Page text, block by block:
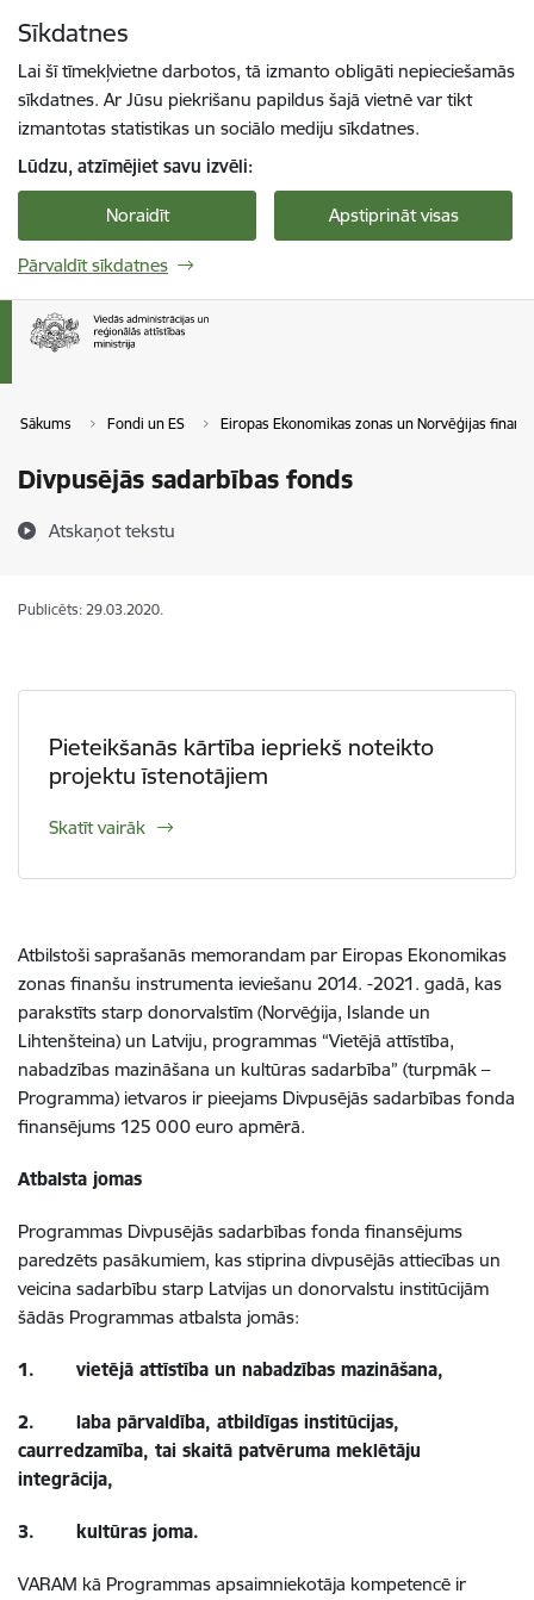
Sīkdatnes
Lai šī tīmekļvietne darbotos, tā izmanto obligāti nepieciešamās
sīkdatnes. Ar Jūsu piekrišanu papildus šajā vietnē var tikt
izmantotas statistikas un sociālo mediju sīkdatnes.
Lūdzu, atzīmējiet savu izvēli:
Noraidīt Apstiprināt visas
Pārvaldīt sīkdatnes
Sākums Fondi un ES Eiropas Ekonomikas zonas un Norvēģijas
Divpusējās sadarbības fonds
Atskaņot tekstu
Publicēts: 29.03.2020.
Pieteikšanās kārtība iepriekš noteikto
projektu īstenotājiem
Skatīt vairāk
Atbilstoši saprašanās memorandam par Eiropas Ekonomikas
zonas finanšu instrumenta ieviešanu 2014. -2021. gadā, kas
parakstīts starp donorvalstīm (Norvēģija, Islande un
Lihtenšteina) un Latviju, programmas “Vietējā attīstība,
nabadzības mazināšana un kultūras sadarbība” (turpmāk –
Programma) ietvaros ir pieejams Divpusējās sadarbības fonda
finansējums 125 000 euro apmērā.
Atbalsta jomas
Programmas Divpusējās sadarbības fonda finansējums
paredzēts pasākumiem, kas stiprina divpusējās attiecības un
veicina sadarbību starp Latvijas un donorvalstu institūcijām
šādās Programmas atbalsta jomās:
1. vietējā attīstība un nabadzības mazināšana,
2. laba pārvaldība, atbildīgas institūcijas,
caurredzamība, tai skaitā patvēruma meklētāju
integrācija,
3. kultūras joma.
VARAM kā Programmas apsaimniekotāja kompetencē ir